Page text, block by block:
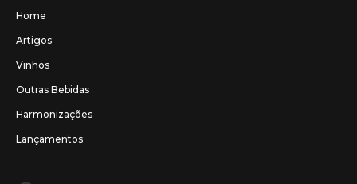
Home
Artigos
Vinhos
Outras Bebidas
Harmonizações
Lançamentos